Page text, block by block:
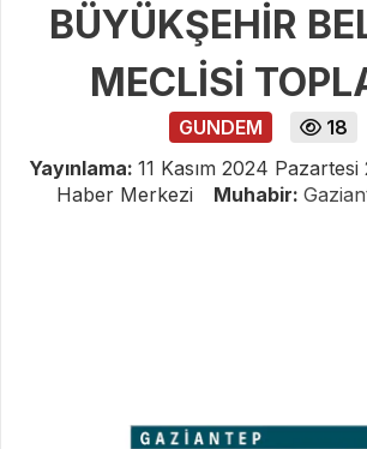
BÜYÜKŞEHİR
MECLİSİ
GUNDEM
18
Yayınlama: 11 Kasım 2024 Pazartesi
Haber Merkezi
Muhabir: